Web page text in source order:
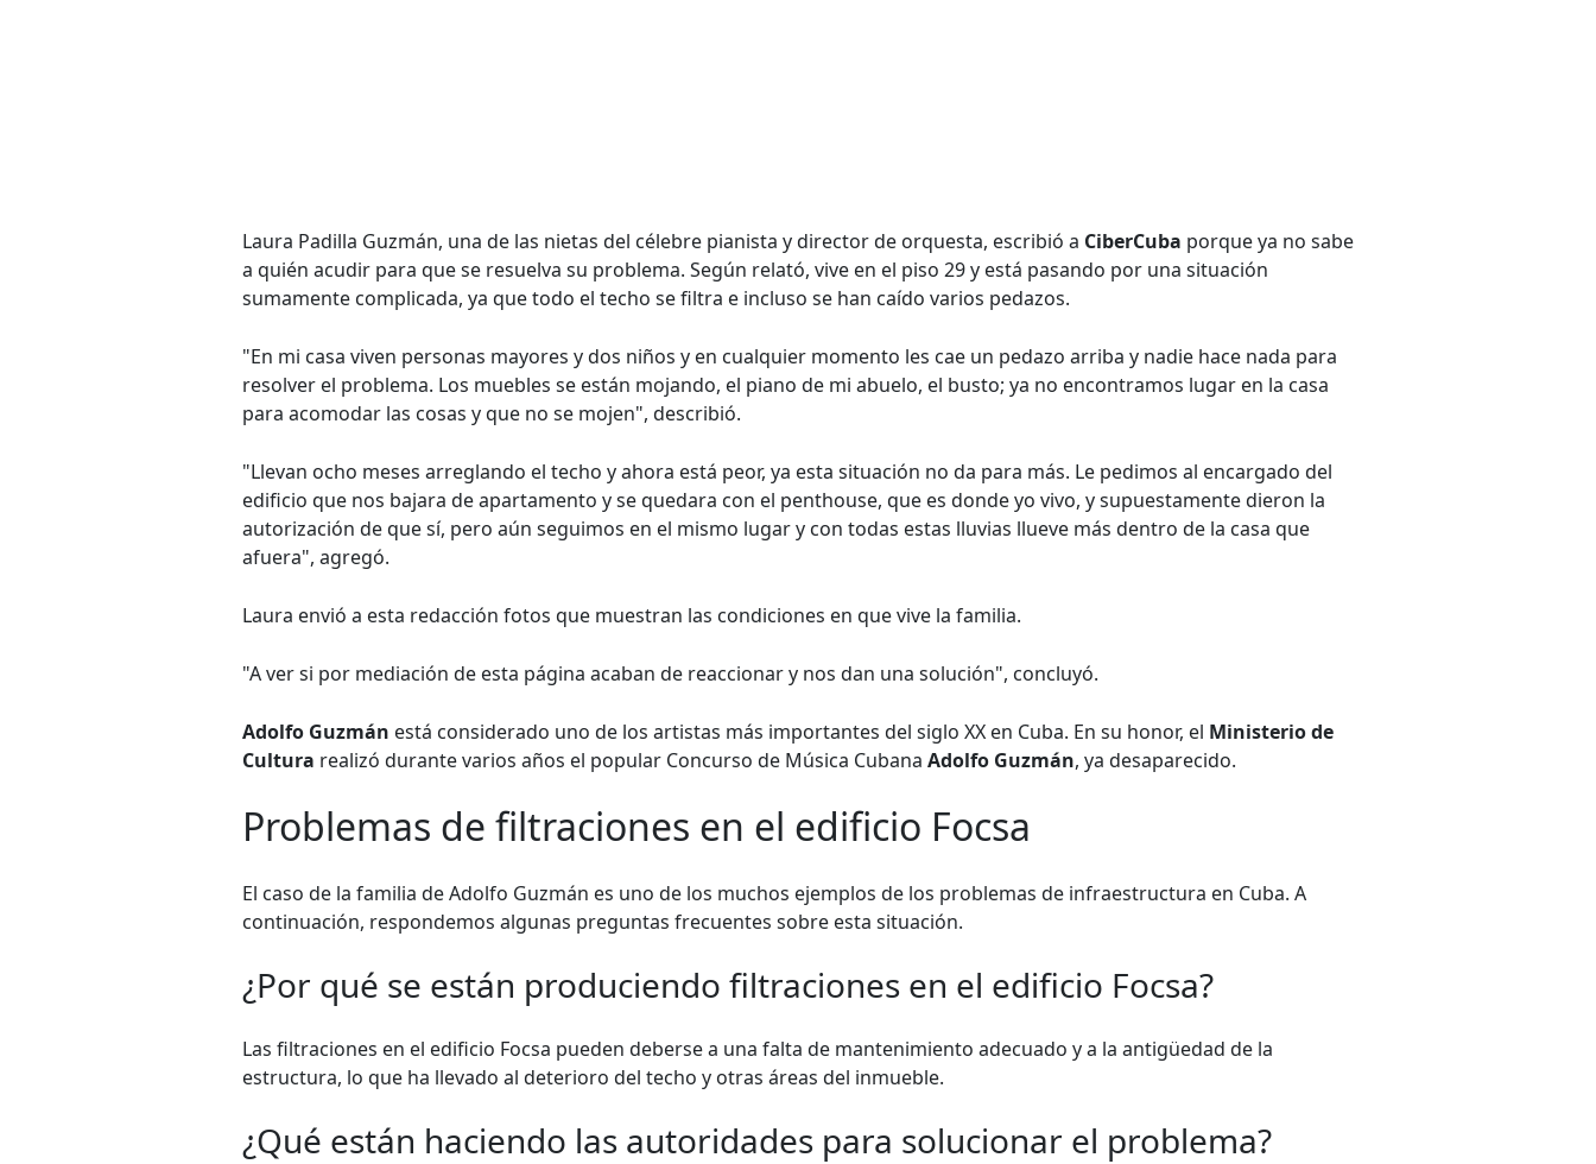
Laura Padilla Guzmán, una de las nietas del célebre pianista y director de orquesta, escribió a CiberCuba porque ya no sabe
a quién acudir para que se resuelva su problema. Según relató, vive en el piso 29 y está pasando por una situación
sumamente complicada, ya que todo el techo se filtra e incluso se han caído varios pedazos.
"En mi casa viven personas mayores y dos niños y en cualquier momento les cae un pedazo arriba y nadie hace nada para
resolver el problema. Los muebles se están mojando, el piano de mi abuelo, el busto; ya no encontramos lugar en la casa
para acomodar las cosas y que no se mojen", describió.
"Llevan ocho meses arreglando el techo y ahora está peor, ya esta situación no da para más. Le pedimos al encargado del
edificio que nos bajara de apartamento y se quedara con el penthouse, que es donde yo vivo, y supuestamente dieron la
autorización de que sí, pero aún seguimos en el mismo lugar y con todas estas lluvias llueve más dentro de la casa que
afuera", agregó.
Laura envió a esta redacción fotos que muestran las condiciones en que vive la familia.
"A ver si por mediación de esta página acaban de reaccionar y nos dan una solución", concluyó.
Adolfo Guzmán está considerado uno de los artistas más importantes del siglo XX en Cuba. En su honor, el Ministerio de
Cultura realizó durante varios años el popular Concurso de Música Cubana Adolfo Guzmán, ya desaparecido.
Problemas de filtraciones en el edificio Focsa
El caso de la familia de Adolfo Guzmán es uno de los muchos ejemplos de los problemas de infraestructura en Cuba. A
continuación, respondemos algunas preguntas frecuentes sobre esta situación.
¿Por qué se están produciendo filtraciones en el edificio Focsa?
Las filtraciones en el edificio Focsa pueden deberse a una falta de mantenimiento adecuado y a la antigüedad de la
estructura, lo que ha llevado al deterioro del techo y otras áreas del inmueble.
¿Qué están haciendo las autoridades para solucionar el problema?